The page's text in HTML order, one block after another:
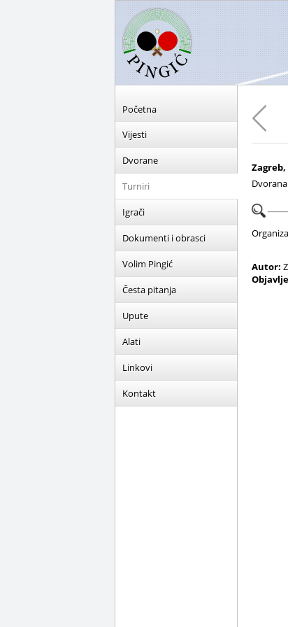
Početna
Vijesti
Dvorane
Turniri
Igrači
Dokumenti i obrasci
Volim Pingić
Česta pitanja
Upute
Alati
Linkovi
Kontakt
Zagreb,
Autor: